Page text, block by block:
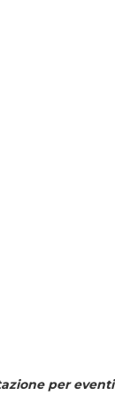
per eventi